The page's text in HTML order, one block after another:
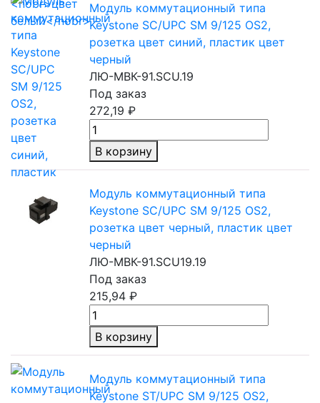
Модуль коммутационный типа
Keystone SC/UPC SM 9/125 OS2,
розетка цвет синий, пластик цвет
черный
ЛЮ-МВК-91.SCU.19
Под заказ
272,19 ₽
В корзину
Модуль коммутационный типа
Keystone SC/UPC SM 9/125 OS2,
розетка цвет черный, пластик цвет
черный
ЛЮ-МВК-91.SCU19.19
Под заказ
215,94 ₽
В корзину
Модуль коммутационный типа
Keystone ST/UPC SM 9/125 OS2,